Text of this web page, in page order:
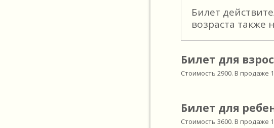
Билет
возраста
Билет для
Стоимость 2900. В продаже
Билет для
Стоимость 3600. В продаже